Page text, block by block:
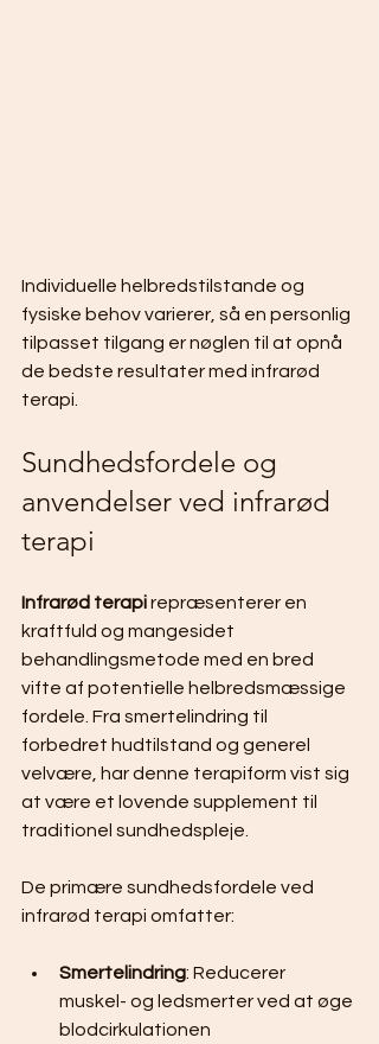
Individuelle helbredstilstande og
fysiske behov varierer, så en personlig
tilpasset tilgang er nøglen til at opnå
de bedste resultater med infrarød
terapi.
Sundhedsfordele og
anvendelser ved infrarød
terapi
Infrarød terapi repræsenterer en
kraftfuld og mangesidet
behandlingsmetode med en bred
vifte af potentielle helbredsmæssige
fordele. Fra smertelindring til
forbedret hudtilstand og generel
velvære, har denne terapiform vist sig
at være et lovende supplement til
traditionel sundhedspleje.
De primære sundhedsfordele ved
infrarød terapi omfatter:
Smertelindring: Reducerer
muskel- og ledsmerter ved at øge
blodcirkulationen